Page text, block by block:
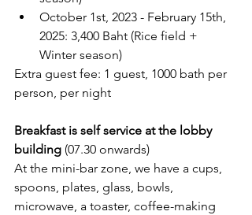
October 1st, 2023 - February 15th,
2025: 3,400 Baht (Rice field +
Winter season)
Extra guest fee: 1 guest, 1000 bath per
person, per night
Breakfast is self service at the lobby
building (07.30 onwards)
At the mini-bar zone, we have a cups,
spoons, plates, glass, bowls,
microwave, a toaster, coffee-making